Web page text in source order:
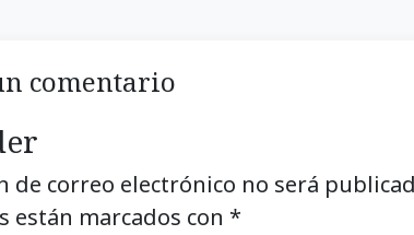
comentario
de correo electrónico no será
están marcados con *